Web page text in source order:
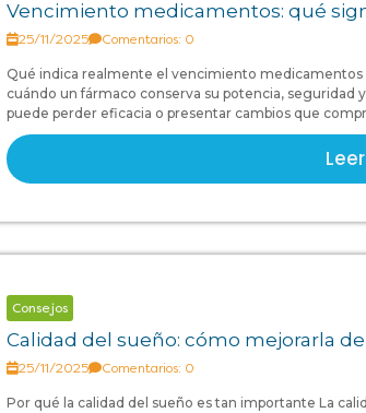
Vencimiento medicamentos: qué
25/11/2025 Comentarios: 0
Qué indica realmente el vencimiento
cuándo un fármaco conserva su potencia, seguridad
puede perder eficacia o presentar cambios que
Consejos
Calidad del sueño: cómo mejorarla
25/11/2025 Comentarios: 0
Por qué la calidad del sueño es tan importante La